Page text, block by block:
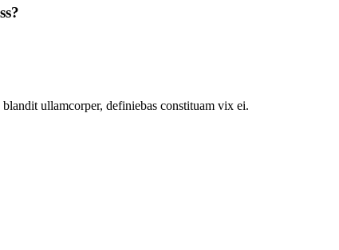
ullamcorper, definiebas constituam vix ei.